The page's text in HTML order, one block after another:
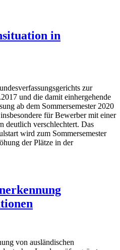
in
zur
und die damit einhergehende
ab dem Sommersemester 2020
für Bewerber mit einer
deutlich verschlechtert. Das
wird zum Sommersemester
der Plätze in der
von ausländischen